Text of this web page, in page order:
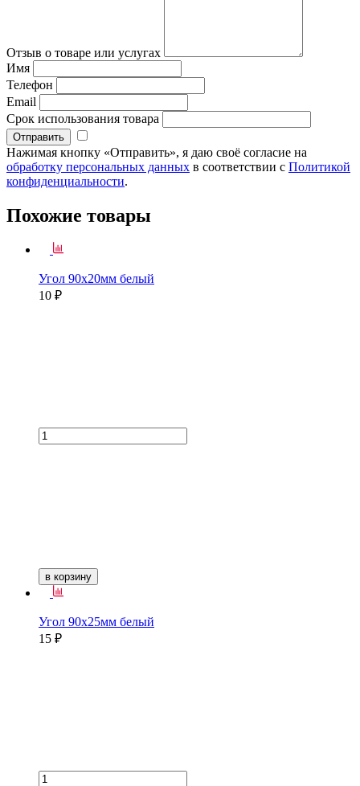
Отзыв о товаре или услугах
Имя
Телефон
Email
Срок использования товара
Нажимая кнопку «Отправить», я даю своё согласие на
обработку персональных данных в соответствии с Политикой
конфиденциальности.
Похожие товары
Угол 90х20мм белый
10 ₽
в корзину
Угол 90х25мм белый
15 ₽